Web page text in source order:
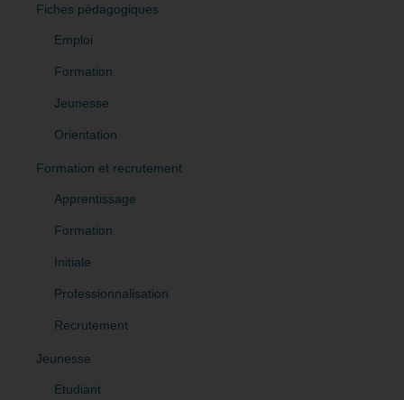
Fiches pédagogiques
Emploi
Formation
Jeunesse
Orientation
Formation et recrutement
Apprentissage
Formation
Initiale
Professionnalisation
Recrutement
Jeunesse
Etudiant